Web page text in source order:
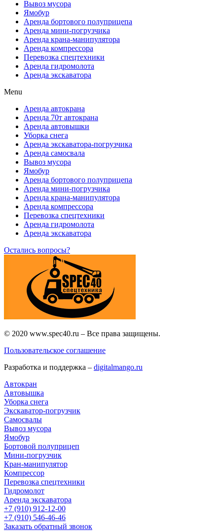
Вывоз мусора
Ямобур
Аренда бортового полуприцепа
Аренда мини-погрузчика
Аренда крана-манипулятора
Аренда компрессора
Перевозка спецтехники
Аренда гидромолота
Аренда экскаватора
Menu
Аренда автокрана
Аренда 70т автокрана
Аренда автовышки
Уборка снега
Аренда экскаватора-погрузчика
Аренда самосвала
Вывоз мусора
Ямобур
Аренда бортового полуприцепа
Аренда мини-погрузчика
Аренда крана-манипулятора
Аренда компрессора
Перевозка спецтехники
Аренда гидромолота
Аренда экскаватора
Остались вопросы?
© 2020 www.spec40.ru – Все права защищены.
Пользовательское соглашение
Разработка и поддержка – digitalmango.ru
Автокран
Автовышка
Уборка снега
Экскаватор-погрузчик
Самосвалы
Вывоз мусора
Ямобур
Бортовой полуприцеп
Мини-погрузчик
Кран-манипулятор
Компрессор
Перевозка спецтехники
Гидромолот
Аренда экскаватора
+7 (910) 912-12-00
+7 (910) 546-46-46
Заказать обратный звонок